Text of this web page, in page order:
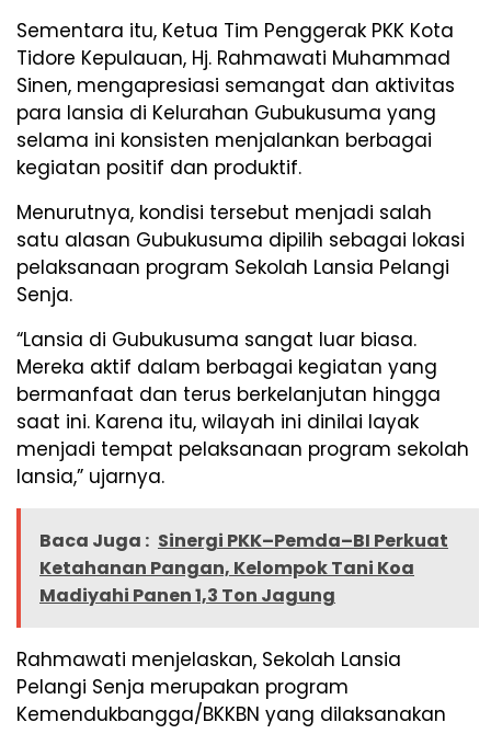
Sementara itu, Ketua Tim Penggerak PKK Kota
Tidore Kepulauan, Hj. Rahmawati Muhammad
Sinen, mengapresiasi semangat dan aktivitas
para lansia di Kelurahan Gubukusuma yang
selama ini konsisten menjalankan berbagai
kegiatan positif dan produktif.
Menurutnya, kondisi tersebut menjadi salah
satu alasan Gubukusuma dipilih sebagai lokasi
pelaksanaan program Sekolah Lansia Pelangi
Senja.
“Lansia di Gubukusuma sangat luar biasa.
Mereka aktif dalam berbagai kegiatan yang
bermanfaat dan terus berkelanjutan hingga
saat ini. Karena itu, wilayah ini dinilai layak
menjadi tempat pelaksanaan program sekolah
lansia,” ujarnya.
Baca Juga : Sinergi PKK–Pemda–BI Perkuat
Ketahanan Pangan, Kelompok Tani Koa
Madiyahi Panen 1,3 Ton Jagung
Rahmawati menjelaskan, Sekolah Lansia
Pelangi Senja merupakan program
Kemendukbangga/BKKBN yang dilaksanakan